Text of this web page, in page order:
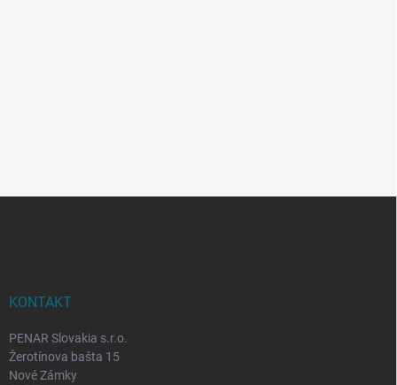
KONTAKT
PENAR Slovakia s.r.o.
Žerotínova bašta 15
Nové Zámky